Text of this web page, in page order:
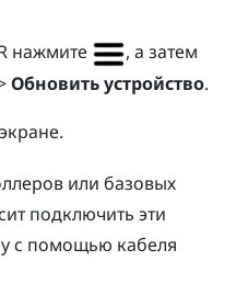
нажмите
, а затем
Обновить устройство.
или базовых
подключить эти
с помощью кабеля